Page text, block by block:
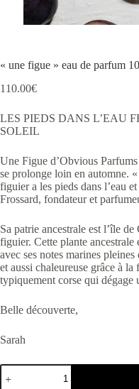
« une figue » eau de parfum
110.00€
LES PIEDS DANS L’EAU
SOLEIL
Une Figue d’Obvious
se prolonge loin en automne.
figuier a les pieds dans l’eau
Frossard, fondateur et
Sa patrie ancestrale est l’île
figuier. Cette plante ancestrale
avec ses notes marines
et aussi chaleureuse grâce à
typiquement corse qui dégage
Belle découverte,
Sarah